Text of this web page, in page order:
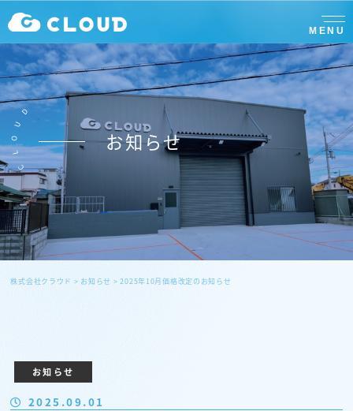
MENU
C
L
O
U
D
お知らせ
株式会社クラウド > お知らせ >2025年10月価格改定のお知らせ
お知らせ
2025.09.01